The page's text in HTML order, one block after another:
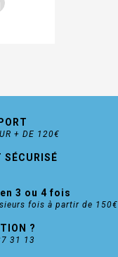
+ DE 120€
SÉCURISÉ
3 ou 4 fois
fois à partir de 150€
?
31 13